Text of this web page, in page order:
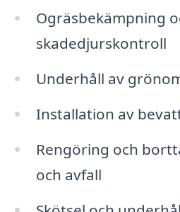
Ogräsbekämpning
skadedjurskontroll
Underhåll av
Installation av
Rengöring och
och avfall